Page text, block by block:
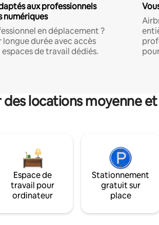
aux professionnels
numériques
en déplacement ?
longue durée avec accès
de travail dédiés.
locations moyenne
Espace de
travail pour
ordinateur
Stationnement
gratuit sur
place